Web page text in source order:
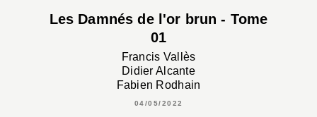
Les Damnés de l'or brun - Tome
01
Francis Vallès
Didier Alcante
Fabien Rodhain
04/05/2022